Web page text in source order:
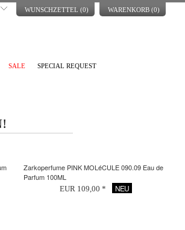
WUNSCHZETTEL (0) WARENKORB (0)
SALE SPECIAL REQUEST
Zarkoperfume PINK MOLéCULE 090.09 Eau de
Parfum 100ML
EUR 109,00 * NEU